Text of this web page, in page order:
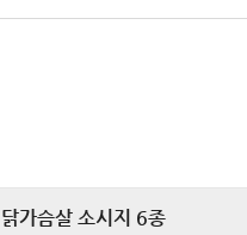
가슴살 소시지 6종